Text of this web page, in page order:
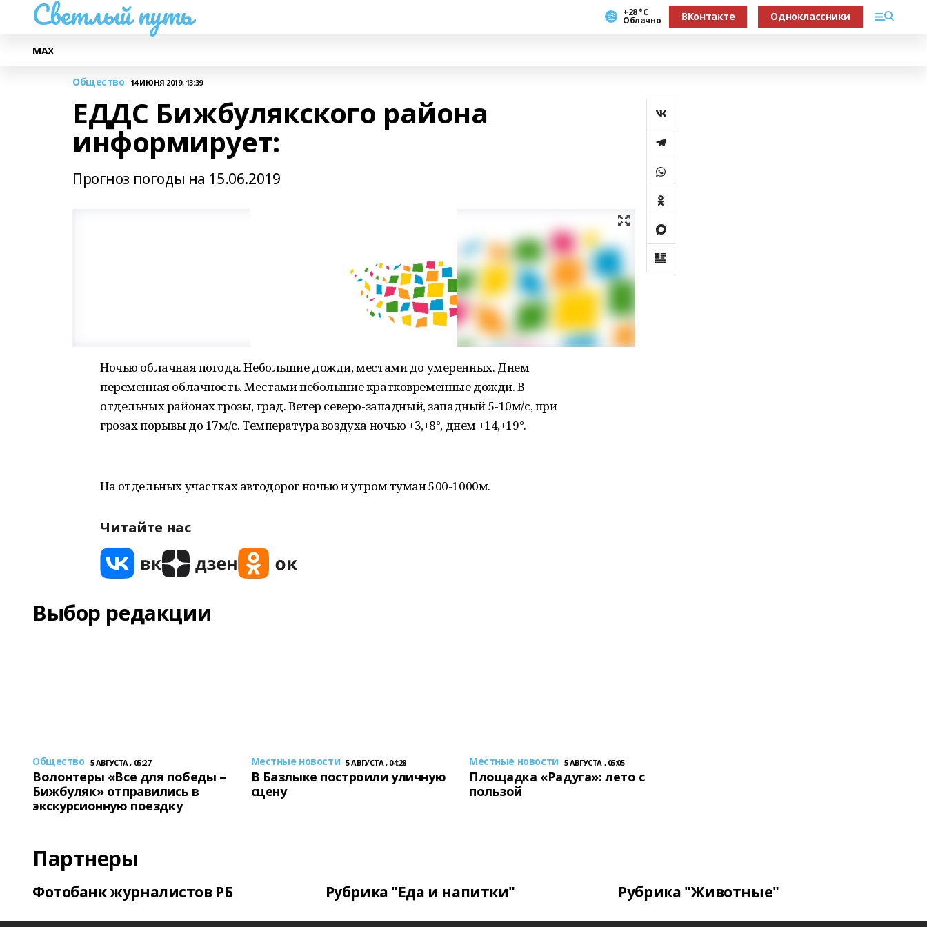
Светлый путь +28 °С
Облачно ВКонтакте Одноклассники
МАХ
Общество 14 ИЮНЯ 2019, 13:39
ЕДДС Бижбулякского района
информирует:
Прогноз погоды на 15.06.2019
Ночью облачная погода. Небольшие дожди, местами до умеренных. Днем
переменная облачность. Местами небольшие кратковременные дожди. В
отдельных районах грозы, град. Ветер северо-западный, западный 5-10м/с, при
грозах порывы до 17м/с. Температура воздуха ночью +3,+8°, днем +14,+19°.
На отдельных участках автодорог ночью и утром туман 500-1000м.
Читайте нас
Выбор редакции
Общество 5 АВГУСТА , 05:27
Волонтеры «Все для победы –
Бижбуляк» отправились в
экскурсионную поездку
Местные новости 5 АВГУСТА , 04:28
В Базлыке построили уличную
сцену
Местные новости 5 АВГУСТА , 05:05
Площадка «Радуга»: лето с
пользой
Партнеры
Фотобанк журналистов РБ Рубрика "Еда и напитки" Рубрика "Животные"